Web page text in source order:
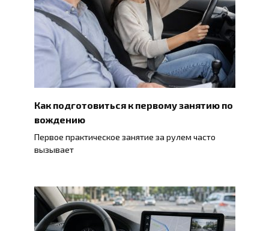
Как подготовиться к первому занятию по
вождению
Первое практическое занятие за рулем часто
вызывает